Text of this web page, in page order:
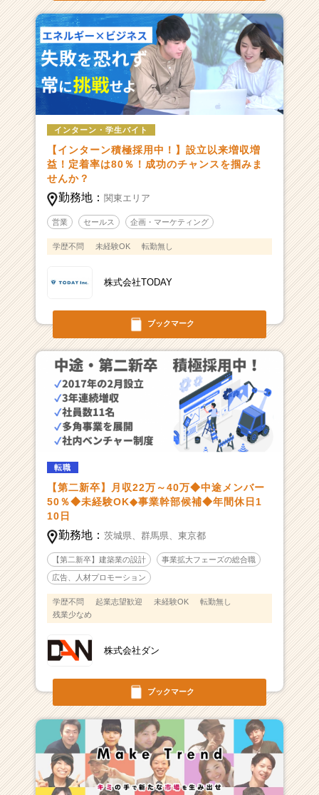
ブックマーク
インターン・学生バイト
【インターン積極採用中！】設立以来増収増
益！定着率は80％！成功のチャンスを掴みま
せんか？
勤務地： 関東エリア
営業 セールス 企画・マーケティング
学歴不問 未経験OK 転勤無し
株式会社TODAY
ブックマーク
転職
【第二新卒】月収22万～40万◆中途メンバー
50％◆未経験OK◆事業幹部候補◆年間休日1
10日
勤務地： 茨城県、 群馬県、 東京都
【第二新卒】建築業の設計 事業拡大フェーズの総合職
広告、人材プロモーション
学歴不問 起業志望歓迎 未経験OK
転勤無し
残業少なめ
株式会社ダン